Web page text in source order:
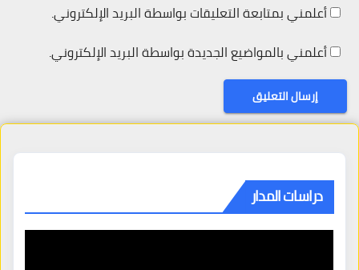
أعلمني بمتابعة التعليقات بواسطة البريد الإلكتروني.
أعلمني بالمواضيع الجديدة بواسطة البريد الإلكتروني.
دراسات المدار